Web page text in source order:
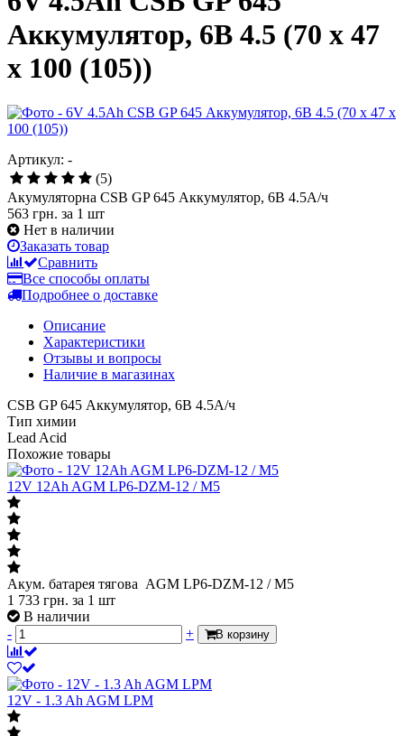
Аккумулятор, 6В 4.5 (70 x 47
x 100 (105))
Артикул: -
(5)
Акумуляторна CSB GP 645 Аккумулятор, 6В 4.5А/ч
563 грн. за 1 шт
Нет в наличии
Заказать товар
Сравнить
Все способы оплаты
Подробнее о доставке
Описание
Характеристики
Отзывы и вопросы
Наличие в магазинах
CSB GP 645 Аккумулятор, 6В 4.5А/ч
Тип химии
Lead Acid
Похожие товары
12V 12Ah AGM LP6-DZM-12 / М5
Акум. батарея тягова AGM LP6-DZM-12 / М5
1 733 грн. за 1 шт
В наличии
-
+ В корзину
12V - 1.3 Ah AGM LPM